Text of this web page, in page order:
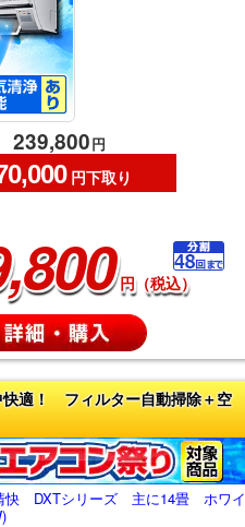
239,800円
円下取り
円（税込）
快適！ フィルター自動掃除＋空
DXTシリーズ 主に14畳 ホワイ